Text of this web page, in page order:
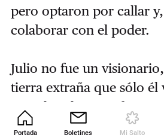
Portada Boletines Mi Salto
pero optaron por callar
colaborar con el poder.
Julio no fue un
tierra extraña que sólo él
cuando Julio se enfrentó
mediático de la derecha